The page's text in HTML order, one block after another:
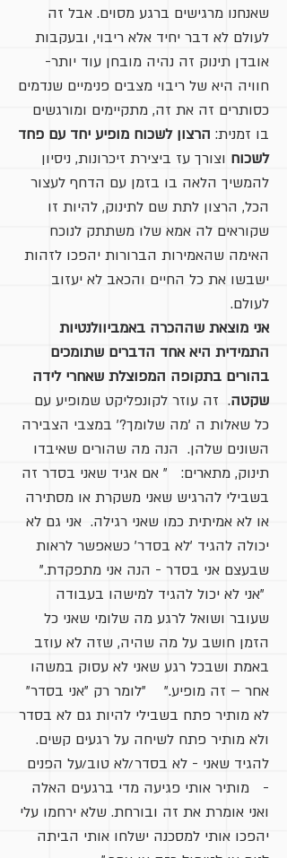
שאנחנו מרגישים ברגע מסוים. אבל זה
לעולם לא דבר יחיד אלא ריבוי, ובעקבות
אובדן תינוק זה נהיה מובחן עוד יותר-
חוויה היא של ריבוי מצבים פנימיים שנדמים
כסותרים זה את זה, מתקיימים ומורגשים
בו זמנית: הרצון לשכוח מופיע יחד עם פחד
לשכוח וצורך עז ביצירת זיכרונות, ניסיון
להמשיך הלאה בו בזמן עם הדחף לעצור
הכל, הרצון לתת שם לתינוק, להיות זו
שקוראים לה אמא שלו משתתק לנוכח
האימה שהאמירות הברורות יהפכו לזהות
ישבשו את כל החיים והכאב לא יעזוב
לעולם.
אני מוצאת שההכרה באמביוולנטיות
התמידית היא אחד הדברים שתומכים
בהורים בתקופה המפוצלת שאחרי לידה
שקטה. זה עוזר לקונפליקט שמופיע עם
כל שאלות ה 'מה שלומך?' במצבי הצבירה
השונים שלהן. הנה מה שהורים שאיבדו
תינוק, מתארים: " אם אגיד שאני בסדר זה
בשבילי להרגיש שאני משקרת או מסתירה
או לא אמיתית כמו שאני רגילה. אני גם לא
יכולה להגיד 'לא בסדר' כשאפשר לראות
שבעצם אני בסדר - הנה אני מתפקדת."
"אני לא יכול להגיד למישהו בעבודה
שעובר ושואל לרגע מה שלומי שאני כל
הזמן חושב על מה שהיה, שזה לא עוזב
באמת ושבכל רגע שאני לא עסוק במשהו
אחר – זה מופיע." "לומר רק "אני בסדר"
לא מותיר פתח בשבילי להיות גם לא בסדר
ולא מותיר פתח לשיחה על רגעים קשים.
להגיד שאני - לא בסדר/לא טוב/על הפנים
- מותיר אותי פגיעה מדי ברגעים האלה
ואני אומרת את זה ובורחת. שלא ירחמו עלי
יהפכו אותי למסכנה ישלחו אותי הביתה